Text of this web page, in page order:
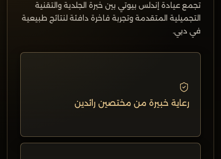
تجمع عيادة إندلس بيوتي بين خبرة الجلدية والتقنية
التجميلية المتقدمة وتجربة فاخرة دافئة لنتائج طبيعية
في دبي.
رعاية خبيرة من مختصين رائدين